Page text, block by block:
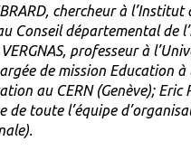
chercheur à l’Institut
Conseil départemental de
professeur à
de mission Education à
au CERN (Genève); Eric
toute l’équipe